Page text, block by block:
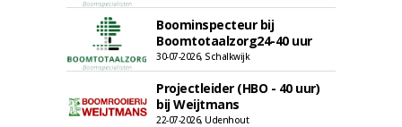
Boominspecteur bij
Boomtotaalzorg24-40 uur
30-07-2026, Schalkwijk
Projectleider (HBO - 40 uur)
bij Weijtmans
22-07-2026, Udenhout